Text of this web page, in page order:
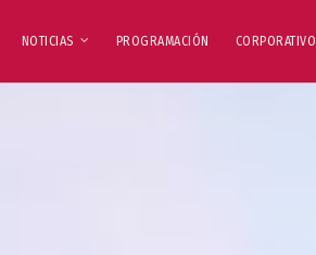
NOTICIAS PROGRAMACIÓN CORPORATIVO